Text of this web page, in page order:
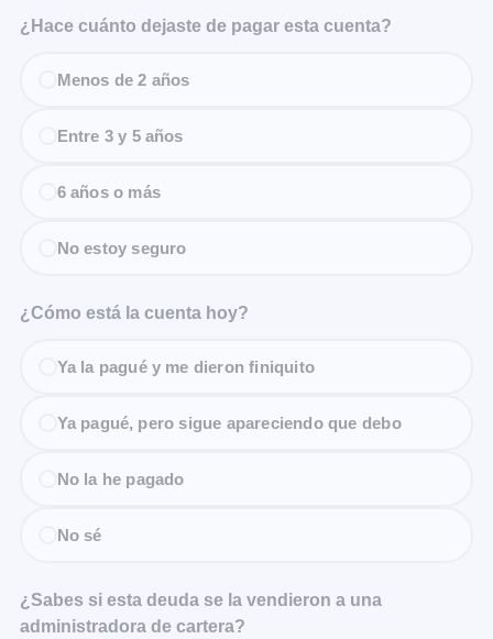
¿Hace cuánto dejaste de pagar esta cuenta?
Menos de 2 años
Entre 3 y 5 años
6 años o más
No estoy seguro
¿Cómo está la cuenta hoy?
Ya la pagué y me dieron finiquito
Ya pagué, pero sigue apareciendo que debo
No la he pagado
No sé
¿Sabes si esta deuda se la vendieron a una
administradora de cartera?